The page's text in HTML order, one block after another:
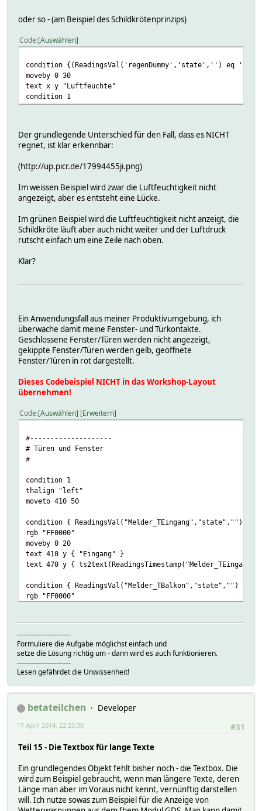
text x 390 "%"
moveby 0 30
text x y " hPa"
oder so - (am Beispiel des Schildkrötenprinzips)
Code Auswählen
condition {(ReadingsVal('regenDummy','state','') eq
moveby 0 30
text x y "Luftfeuchte"
condition 1
Der grundlegende Unterschied für den Fall, dass es NICHT
regnet, ist klar erkennbar:
(http://up.picr.de/17994455ji.png)
Im weissen Beispiel wird zwar die Luftfeuchtigkeit nicht
angezeigt, aber es entsteht eine Lücke.
Im grünen Beispiel wird die Luftfeuchtigkeit nicht anzeigt, die
Schildkröte läuft aber auch nicht weiter und der Luftdruck
rutscht einfach um eine Zeile nach oben.
Klar?
Ein Anwendungsfall aus meiner Produktivumgebung, ich
überwache damit meine Fenster- und Türkontakte.
Geschlossene Fenster/Türen werden nicht angezeigt,
gekippte Fenster/Türen werden gelb, geöffnete
Fenster/Türen in rot dargestellt.
Dieses Codebeispiel NICHT in das Workshop-Layout
übernehmen!
Code Auswählen Erweitern
#--------------------
# Türen und Fenster
#
condition 1
thalign "left"
moveto 410 50
condition { ReadingsVal("Melder_TEingang","state","") eq
rgb "FF0000"
moveby 0 20
text 410 y { "Eingang" }
text 470 y {
condition { ReadingsVal("Melder_TBalkon","state","") eq
rgb "FF0000"
condition { ReadingsVal("Melder_TBalkon","state","")
rgb "FFFF00"
moveby 0 20
condition { ReadingsVal("Melder_FSl","state","") eq
rgb "FF0000"
moveby 0 20
text 410 y { "SZ li" }
text 470 y {
condition { ReadingsVal("Melder_FSr","state","") eq
rgb "FF0000"
moveby 0 20
text 410 y { "SZ re" }
-----------------------
Formuliere die Aufgabe möglichst einfach und
setze die Lösung richtig um - dann wird es auch funktionieren.
-----------------------
Lesen gefährdet die Unwissenheit!
betateilchen
Developer
#31
17 April 2014, 22:23:30
Teil 15 - Die Textbox für lange Texte
Ein grundlegendes Objekt fehlt bisher noch - die Textbox. Die
wird zum Beispiel gebraucht, wenn man längere Texte, deren
Länge man aber im Voraus nicht kennt, vernünftig darstellen
will. Ich nutze sowas zum Beispiel für die Anzeige von